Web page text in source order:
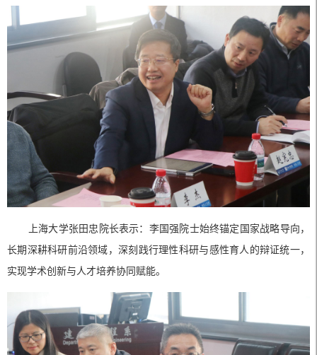
上海大学张田忠院长表示：李国强院士始终锚定国家战略导向，
长期深耕科研前沿领域，深刻践行理性科研与感性育人的辩证统一，
实现学术创新与人才培养协同赋能。